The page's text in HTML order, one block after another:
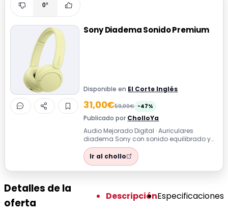
0°
Sony Diadema Sonido Premium
Disponible en El Corte Inglés
31,00€59,00€ -47%
Publicado por CholloYa
Audio Mejorado Digital · Auriculares
diadema Sony con sonido equilibrado y
tecnología de mejora digital Batería
exten...
Ir al chollo
Detalles de la
oferta
DescripciónEspecificaciones